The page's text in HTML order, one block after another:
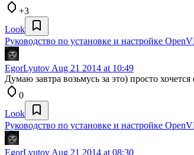
+3
Look
Руководство по установке и настройке
EgorLyutov Aug 21 2014 at 10:49
Думаю завтра возьмусь за это) просто
0
Look
Руководство по установке и настройке
EgorLyutov Aug 21 2014 at 08:30